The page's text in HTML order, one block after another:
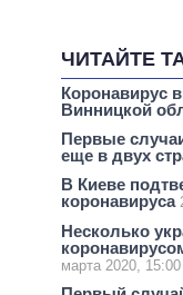
ЧИТАЙТЕ
Коронавирус
Винницкой
Первые
еще в двух
В Киеве
коронавируса
Несколько
марта 2020, 15:00